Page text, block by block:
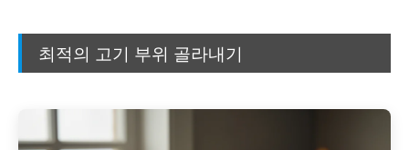
최적의 고기 부위 골라내기